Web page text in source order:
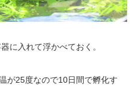
に入れて浮かべておく。
が25度なので10日間で孵化す